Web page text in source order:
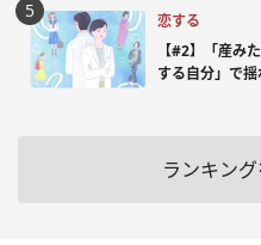
恋する
【#2】「産み
する自分」で
ランキン